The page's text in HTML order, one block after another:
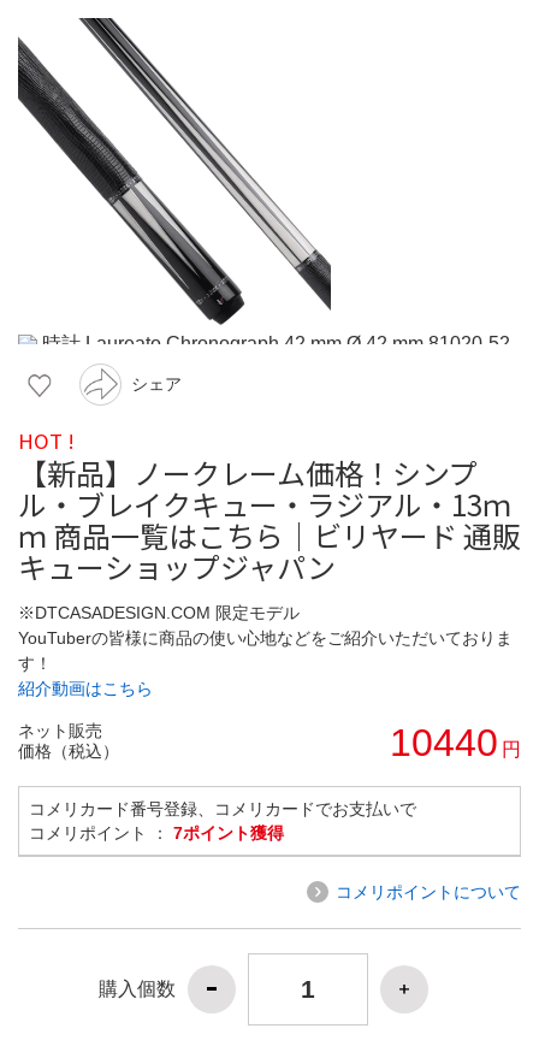
シェア
HOT !
【新品】ノークレーム価格！シンプ
ル・ブレイクキュー・ラジアル・13ｍ
ｍ 商品一覧はこちら｜ビリヤード 通販
キューショップジャパン
※DTCASADESIGN.COM 限定モデル
YouTuberの皆様に商品の使い心地などをご紹介いただいておりま
す！
紹介動画はこちら
ネット販売
価格（税込）
10440 円
コメリカード番号登録、コメリカードでお支払いで
コメリポイント ： 7ポイント獲得
コメリポイントについて
購入個数